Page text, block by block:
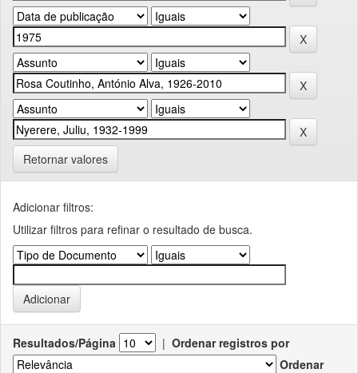
Retornar valores
Adicionar filtros:
Utilizar filtros para refinar o resultado de busca.
Resultados/Página | Ordenar registros por
Ordenar